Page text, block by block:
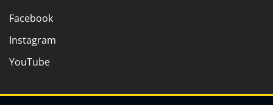
Facebook
Instagram
YouTube